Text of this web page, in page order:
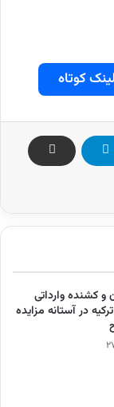
لینک کوتاه
و کشنده وارداتی
در آستانه مزایده